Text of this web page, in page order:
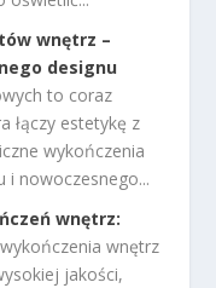
wnętrz –
designu
to coraz
łączy estetykę z
wykończenia
i nowoczesnego...
wnętrz:
wnętrz
jakości,